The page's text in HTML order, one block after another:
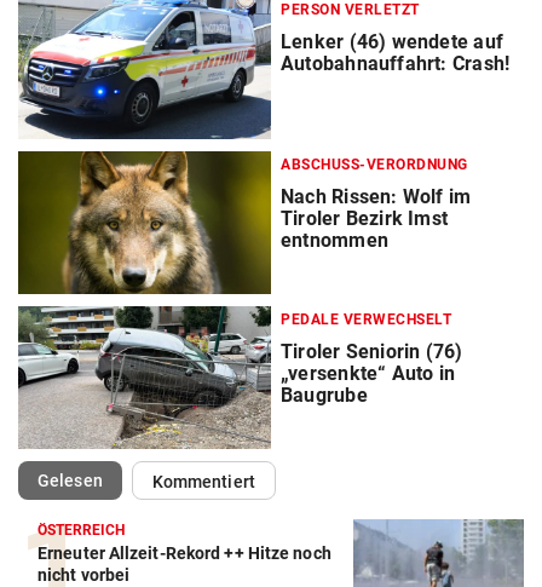
PERSON VERLETZT
Lenker (46) wendete auf
Autobahnauffahrt: Crash!
ABSCHUSS-VERORDNUNG
Nach Rissen: Wolf im
Tiroler Bezirk Imst
entnommen
PEDALE VERWECHSELT
Tiroler Seniorin (76)
„versenkte“ Auto in
Baugrube
Gelesen(ausgewählt)Kommentiert
ÖSTERREICH
Erneuter Allzeit-Rekord ++ Hitze noch
nicht vorbei